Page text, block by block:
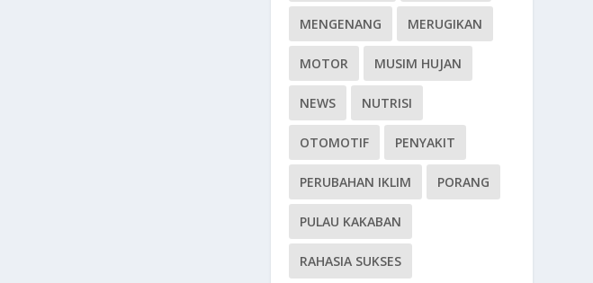
MENGENANG MERUGIKAN
MOTOR MUSIM HUJAN
NEWS NUTRISI
OTOMOTIF PENYAKIT
PERUBAHAN IKLIM PORANG
PULAU KAKABAN
RAHASIA SUKSES